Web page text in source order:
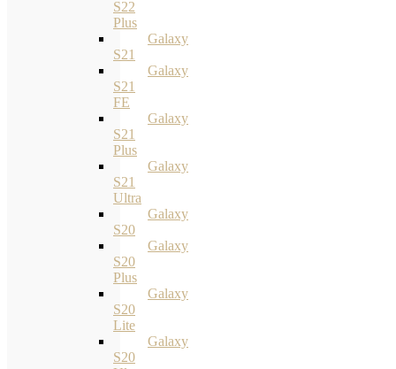
S22
Plus
Galaxy
S21
Galaxy
S21
FE
Galaxy
S21
Plus
Galaxy
S21
Ultra
Galaxy
S20
Galaxy
S20
Plus
Galaxy
S20
Lite
Galaxy
S20